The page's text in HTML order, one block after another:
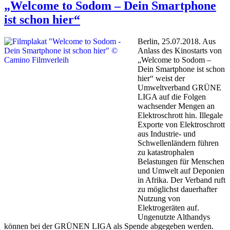
„Welcome to Sodom – Dein Smartphone
ist schon hier“
Berlin, 25.07.2018. Aus
Anlass des Kinostarts von
„Welcome to Sodom –
Dein Smartphone ist schon
hier“ weist der
Umweltverband GRÜNE
LIGA auf die Folgen
wachsender Mengen an
Elektroschrott hin. Illegale
Exporte von Elektroschrott
aus Industrie- und
Schwellenländern führen
zu katastrophalen
Belastungen für Menschen
und Umwelt auf Deponien
in Afrika. Der Verband ruft
zu möglichst dauerhafter
Nutzung von
Elektrogeräten auf.
Ungenutzte Althandys
können bei der GRÜNEN LIGA als Spende abgegeben werden.